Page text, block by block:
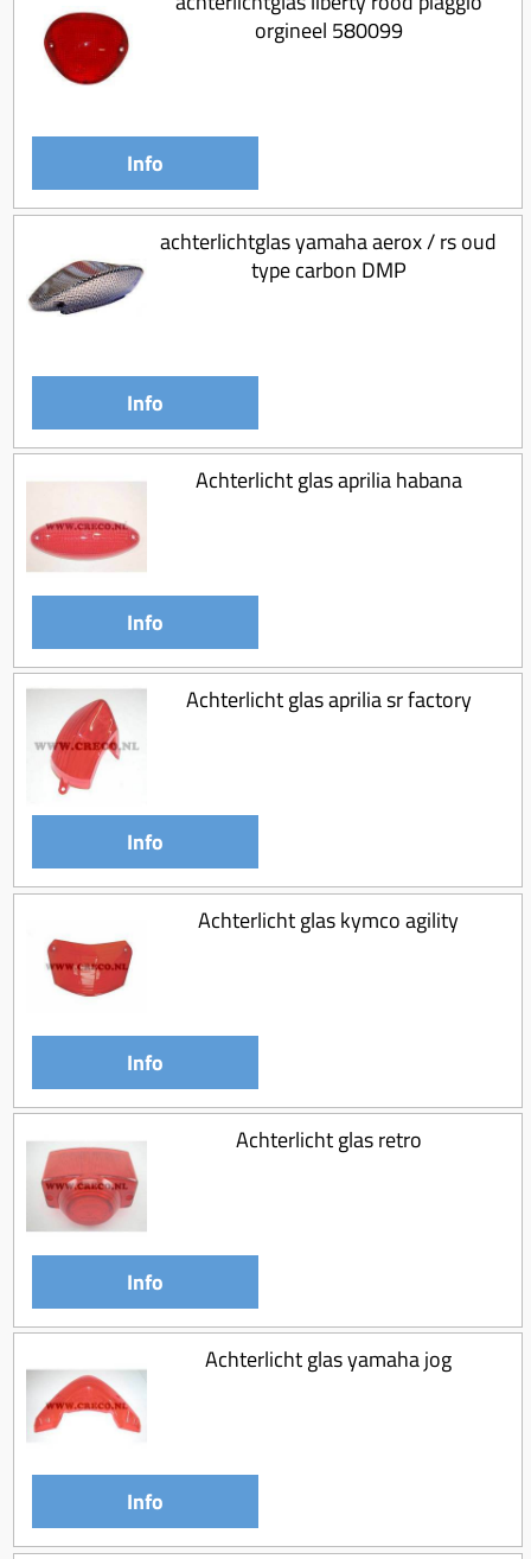
orgineel 580099
Info
achterlichtglas yamaha aerox / rs oud
type carbon DMP
Info
Achterlicht glas aprilia habana
Info
Achterlicht glas aprilia sr factory
Info
Achterlicht glas kymco agility
Info
Achterlicht glas retro
Info
Achterlicht glas yamaha jog
Info